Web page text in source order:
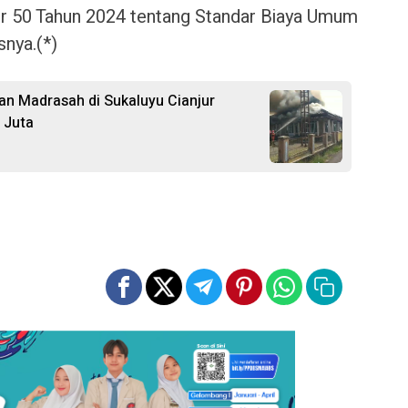
Tahun 2024 tentang Standar Biaya Umum
Madrasah di Sukaluyu Cianjur
Juta